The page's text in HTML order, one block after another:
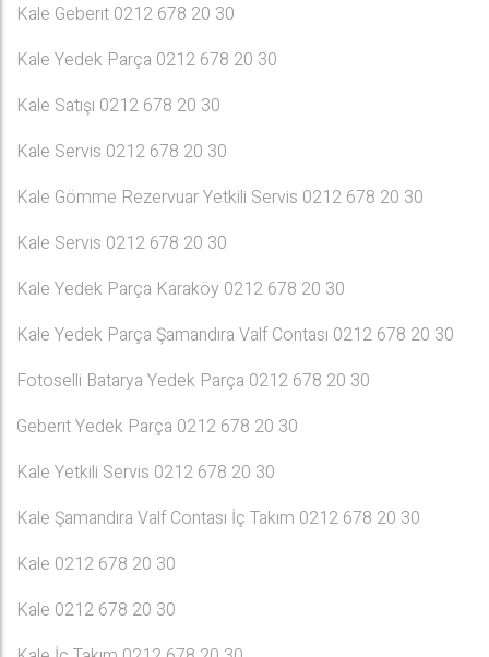
Kale Geberıt 0212 678 20 30
Kale Yedek Parça 0212 678 20 30
Kale Satışı 0212 678 20 30
Kale Servis 0212 678 20 30
Kale Gömme Rezervuar Yetkili Servis 0212 678 20 30
Kale Servis 0212 678 20 30
Kale Yedek Parça Karaköy 0212 678 20 30
Kale Yedek Parça Şamandıra Valf Contası 0212 678 20 30
Fotoselli Batarya Yedek Parça 0212 678 20 30
Geberıt Yedek Parça 0212 678 20 30
Kale Yetkili Servis 0212 678 20 30
Kale Şamandıra Valf Contası İç Takım 0212 678 20 30
Kale 0212 678 20 30
Kale 0212 678 20 30